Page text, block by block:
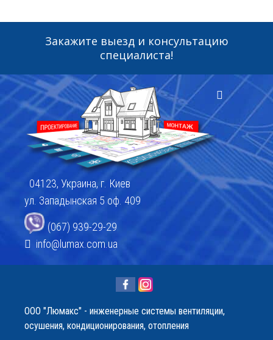
Закажите выезд и консультацию
специалиста!
04123, Украина, г. Киев
ул. Западынская 5 оф. 409
(067) 939-29-29
info@lumax.com.ua
OOO "Люмакс" - инженерные системы вентиляции,
осушения, кондиционирования, отопления